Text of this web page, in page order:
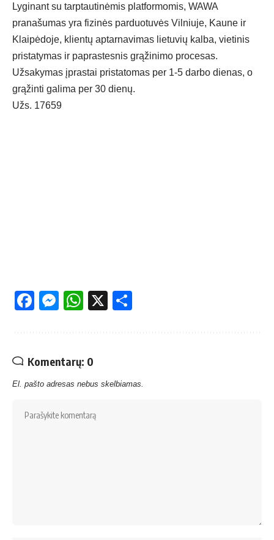
Lyginant su tarptautinėmis platformomis, WAWA
pranašumas yra fizinės parduotuvės Vilniuje, Kaune ir
Klaipėdoje, klientų aptarnavimas lietuvių kalba, vietinis
pristatymas ir paprastesnis grąžinimo procesas.
Užsakymas įprastai pristatomas per 1-5 darbo dienas, o
grąžinti galima per 30 dienų.
Užs. 17659
Facebook
Messenger
WhatsApp
X
Komentarų: 0
El. pašto adresas nebus skelbiamas.